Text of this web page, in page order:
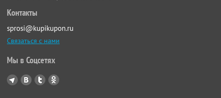
Контакты
sprosi@kupikupon.ru
Связаться с нами
Мы в Соцсетях